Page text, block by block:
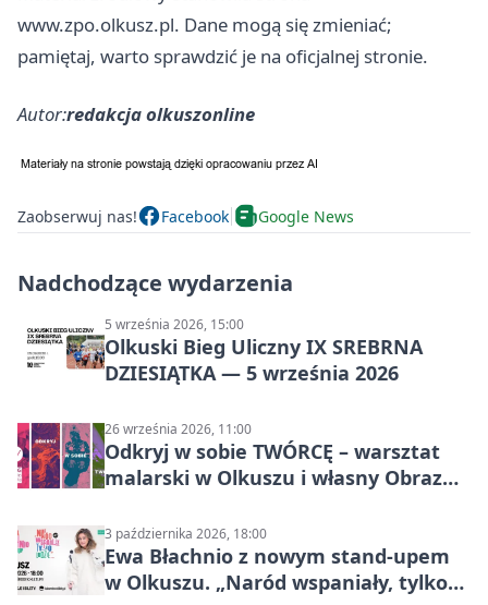
www.zpo.olkusz.pl. Dane mogą się zmieniać;
pamiętaj, warto sprawdzić je na oficjalnej stronie.
Autor:redakcja olkuszonline
Zaobserwuj nas! Facebook Google News
Nadchodzące wydarzenia
5 września 2026, 15:00
Olkuski Bieg Uliczny IX SREBRNA
DZIESIĄTKA — 5 września 2026
26 września 2026, 11:00
Odkryj w sobie TWÓRCĘ – warsztat
malarski w Olkuszu i własny Obraz
3 października 2026, 18:00
Ewa Błachnio z nowym stand-upem
w Olkuszu. „Naród wspaniały, tylko